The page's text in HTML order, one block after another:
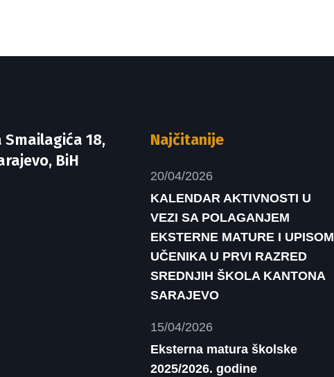
Smailagića 18,
BiH
Najčitanije
20/04/2026
KALENDAR AKTIVNOSTI U
VEZI SA POLAGANJEM
EKSTERNE MATURE I UPISOM
UČENIKA U PRVI RAZRED
SREDNJIH ŠKOLA KANTONA
SARAJEVO
15/04/2026
Eksterna matura školske
2025/2026. godine